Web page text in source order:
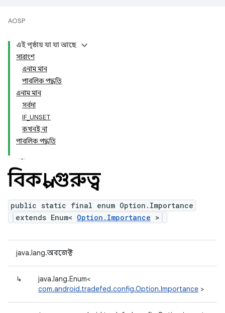
AOSP
এই পৃষ্ঠায় যা যা আছে
সারাংশ
এনাম মান
পাবলিক পদ্ধতি
এনাম মান
সর্বদা
IF_UNSET
কখনই না
পাবলিক পদ্ধতি
বিকল্প। গুরুত্ব
public static final enum Option.Importance
extends Enum< Option.Importance >
java.lang.অবজেক্ট
↳
java.lang.Enum<
com.android.tradefed.config.Option.Importance >